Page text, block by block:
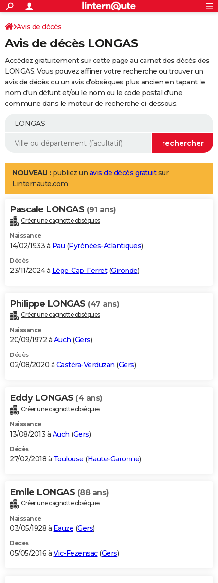
ACTUALITÉS
Politique
Société
Faits Divers
Education
Monde
Villes
+
SPORT
Coupe du monde 2026
Football
Tennis
Cyclisme
Rugby
Forum
Programme TV
TNTStreaming
Cinéma
Sorties cinéma
Musique
+
FINANCE
Retraite
Epargne
Immobilier
Risques naturels par ville
Banque
Assurance
AUTO
Essais
Réserver un essai
Citadines
Berlines
SUV
Forum auto
+
Mobiles
Meilleur smartphone
Internet
Ordinateurs
Jeux vidéo
Guide high-tech
Aménagement intérieur
LIFESTYLE
Art de vivre
Bien-être
Loisirs
Mode
Modes de vie
Alimentation
Guide de la santé
Maladies
Médicaments
Sommeil
VOYAGE
Destinations
City break
Voyage nature
Voyage de noces
Forum
Climat
+PHOTO
GUIDES D'ACHAT
BONS PLANS
Carte de Noël
Carte Bonne année
Carte Saint-Valentin
Carte Pâques
Carte d'anniversaire
DICTIONNAIRE
Dictionnaire
Biographies
Citations
Expressions
Proverbes
PROGRAMME TV
S'inscrire
Se connecter
Lycées
Collèges
Primaires
Universités
Entreprises
Service militaire
Avis de recherche
AVIS DE DÉCÈS
Bricolage
Lifestyle
Culture
Sport
Auto
Television
Voyage
Cinema
Avis de décès
Avis de décès LONGAS
Accédez gratuitement sur cette page au carnet des décès des
LONGAS. Vous pouvez affiner votre recherche ou trouver un
avis de décès ou un avis d'obsèques plus ancien en tapant le
nom d'un défunt et/ou le nom ou le code postal d'une
commune dans le moteur de recherche ci-dessous.
NOUVEAU : publiez un avis de décès gratuitsur
Linternaute.com
Pascale LONGAS (91 ans)
Créer une cagnotte obsèques
Naissance
14/02/1933 à Pau (Pyrénées-Atlantiques)
Décès
23/11/2024 à Lège-Cap-Ferret(Gironde)
Philippe LONGAS (47 ans)
Créer une cagnotte obsèques
Naissance
20/09/1972 à Auch (Gers)
Décès
02/08/2020 à Castéra-Verduzan (Gers)
Eddy LONGAS (4 ans)
Créer une cagnotte obsèques
Naissance
13/08/2013 à Auch (Gers)
Décès
27/02/2018 à Toulouse (Haute-Garonne)
Emile LONGAS (88 ans)
Créer une cagnotte obsèques
Naissance
03/05/1928 à Eauze (Gers)
Décès
05/05/2016 à Vic-Fezensac(Gers)